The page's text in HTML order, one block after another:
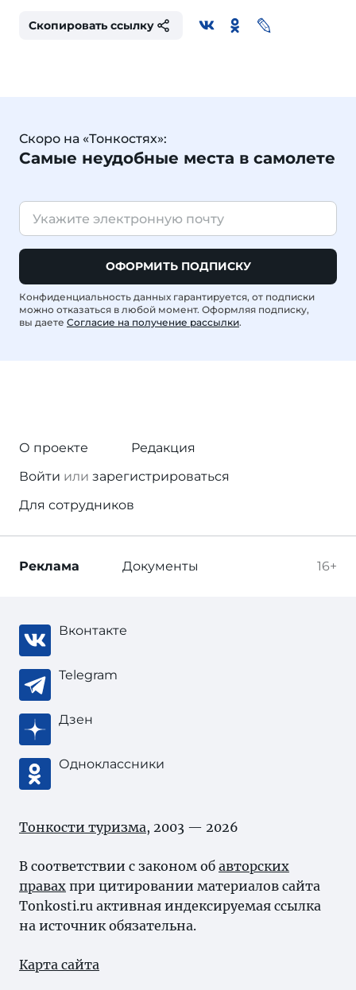
Скопировать ссылку
Скоро на «Тонкостях»:
Самые неудобные места в самолете
ОФОРМИТЬ ПОДПИСКУ
Конфиденциальность данных гарантируется, от подписки
можно отказаться в любой момент. Оформляя подписку,
вы даете Согласие на получение рассылки.
О проекте
Редакция
Войти или зарегистрироваться
Для сотрудников
16+
Реклама Документы
Вконтакте
Telegram
Дзен
Одноклассники
Тонкости туризма, 2003 — 2026
В соответствии с законом об авторских
правах при цитировании материалов сайта
Tonkosti.ru активная индексируемая ссылка
на источник обязательна.
Карта сайта